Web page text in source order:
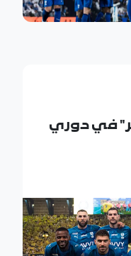
في دوري